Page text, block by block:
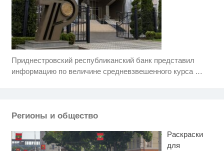
Приднестровский республиканский банк представил
информацию по величине средневзвешенного курса …
Регионы и общество
Раскраски
для
i
Скрытая камера на пляже
когда их не видят...
Ролик длится несколько секунд,
Ролик из Омска: вы будете